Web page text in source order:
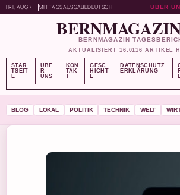
FRI, AUG 7 MITTAGSAUSGABEDEUTSCH ÜBER
BERNMAGAZIN
AKTUALISIERT 16:0116 ARTIKEL
STAR
TSEIT
E
ÜBE
R
UNS
KON
TAK
T
GESC
HICHT
E
DATENSCHUTZ
ERKLÄRUNG
BLOG LOKAL POLITIK TECHNIK WELT